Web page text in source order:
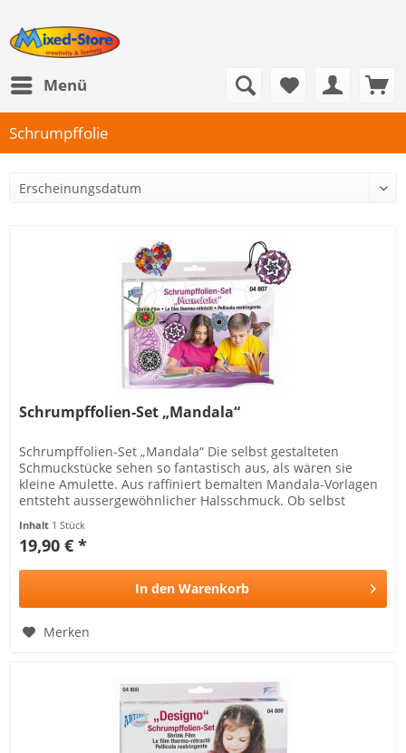
Menü
Schrumpffolie
Schrumpffolien-Set „Mandala“
Schrumpffolien-Set „Mandala“ Die selbst gestalteten
Schmuckstücke sehen so fantastisch aus, als wären sie
kleine Amulette. Aus raffiniert bemalten Mandala-Vorlagen
entsteht aussergewöhnlicher Halsschmuck. Ob selbst
Inhalt 1 Stück
19,90 € *
In den Warenkorb
Merken